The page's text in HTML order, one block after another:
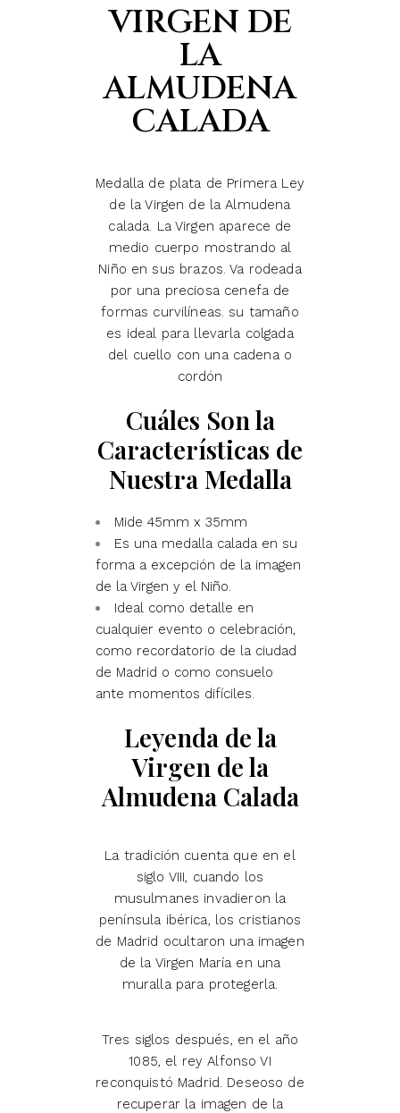
VIRGEN DE
LA
ALMUDENA
CALADA
Medalla de plata de Primera Ley
de la Virgen de la Almudena
calada. La Virgen aparece de
medio cuerpo mostrando al
Niño en sus brazos. Va rodeada
por una preciosa cenefa de
formas curvilíneas. su tamaño
es ideal para llevarla colgada
del cuello con una cadena o
cordón
Cuáles Son la
Características de
Nuestra Medalla
Mide 45mm x 35mm
Es una medalla calada en su
forma a excepción de la imagen
de la Virgen y el Niño.
Ideal como detalle en
cualquier evento o celebración,
como recordatorio de la ciudad
de Madrid o como consuelo
ante momentos difíciles.
Leyenda de la
Virgen de la
Almudena Calada
La tradición cuenta que en el
siglo VIII, cuando los
musulmanes invadieron la
península ibérica, los cristianos
de Madrid ocultaron una imagen
de la Virgen María en una
muralla para protegerla.
Tres siglos después, en el año
1085, el rey Alfonso VI
reconquistó Madrid. Deseoso de
recuperar la imagen de la